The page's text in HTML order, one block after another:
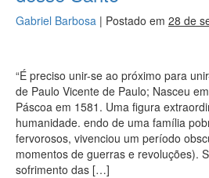
Gabriel Barbosa | Postado em 28 de
“É preciso unir-se ao próximo para
de Paulo Vicente de Paulo; Nasceu
Páscoa em 1581. Uma figura
humanidade. endo de uma família
fervorosos, vivenciou um período
momentos de guerras e revoluções).
sofrimento das […]